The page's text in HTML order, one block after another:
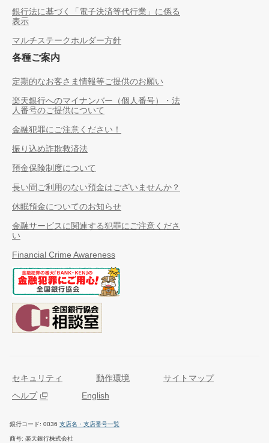
銀行法に基づく「電子決済等代行業」に係る
表示
マルチステークホルダー方針
各種ご案内
定期的なお客さま情報等ご提供のお願い
楽天銀行へのマイナンバー（個人番号）・法
人番号のご提供について
金融犯罪にご注意ください！
振り込め詐欺救済法
預金保険制度について
長い間ご利用のない預金はございませんか？
休眠預金についてのお知らせ
金融サービスに関連する犯罪にご注意くださ
い
Financial Crime Awareness
セキュリティ 動作環境
サイトマップ
ヘルプ
English
銀行コード 0036 支店名・支店番号一覧
商号 楽天銀行株式会社